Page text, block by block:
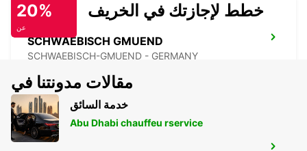
SCHWAEBISCH GMUEND
SCHWAEBISCH-GMUEND - GERMANY
NECKARSULM AUDI FORUM (DROP-OFF
20%
عن
خطط لإجازتك في الخريف
مقالات مدونتنا في
خدمة السائق
Abu Dhabi chauffeu rservice